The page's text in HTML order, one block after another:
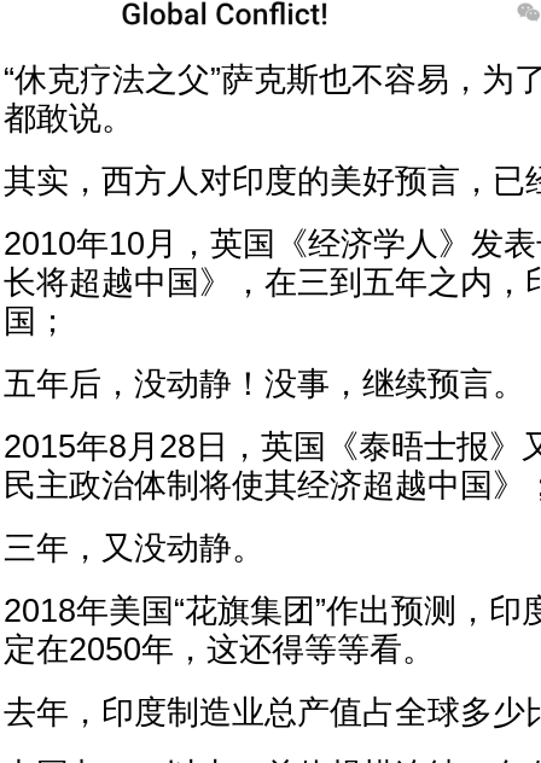
“休克疗法之父”萨克斯也不容易，为
都敢说。
其实，西方人对印度的美好预言，已
2010年10月，英国《经济学人》发
长将超越中国》，在三到五年之内，
国；
五年后，没动静！没事，继续预言。
2015年8月28日，英国《泰晤士报》
民主政治体制将使其经济超越中国》
三年，又没动静。
2018年美国“花旗集团”作出预测，印
定在2050年，这还得等等看。
去年，印度制造业总产值占全球多少